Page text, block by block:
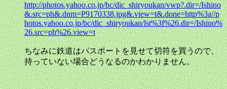
http://photos.yahoo.co.jp/bc/dic_shiryoukan/vwp?.dir=/Ishino
&.src=ph&.dnm=P9170338.jpg&.view=t&.done=http%3a//p
hotos.yahoo.co.jp/bc/dic_shiryoukan/lst%3f%26.dir=/Ishino%
26.src=ph%26.view=t
ちなみに鉄道はパスポートを見せて切符を買うので、
持っていない場合どうなるのかわかりません。